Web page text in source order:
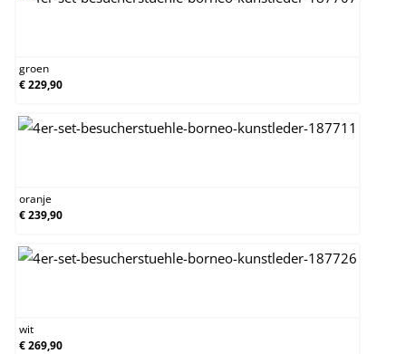
groen
€ 229,90
oranje
€ 239,90
wit
€ 269,90